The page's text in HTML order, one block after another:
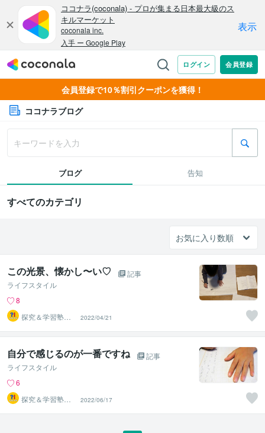
会員登録で10％割引クーポンを獲得！
ココナラブログ
ブログ 告知
すべてのカテゴリ
この光景、懐かし〜い♡
記事
ライフスタイル
8
探究＆学習塾｜
なぜラボ
2022/04/21
自分で感じるのが一番ですね
記事
ライフスタイル
6
探究＆学習塾｜
なぜラボ
2022/06/17